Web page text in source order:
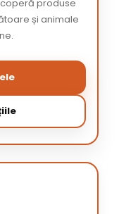
produse
și animale